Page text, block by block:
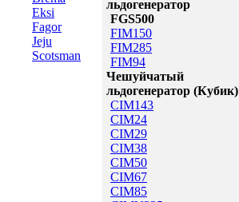
Eksi
Fagor
Jeju
Scotsman
льдогенератор
FGS500
FIM150
FIM285
FIM94
Чешуйчатый
льдогенератор (Кубик)
CIM143
CIM24
CIM29
CIM38
CIM50
CIM67
CIM85